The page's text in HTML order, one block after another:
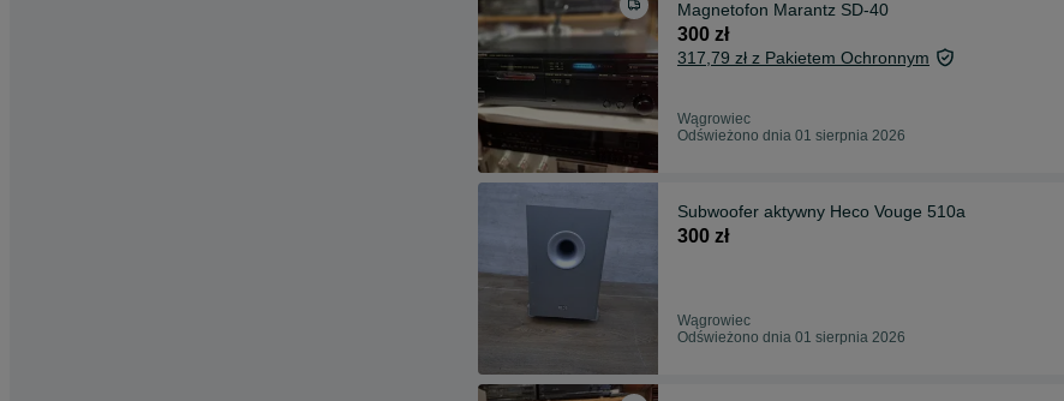
Magnetofon Marantz SD-40
300 zł
317,79 zł z Pakietem Ochronnym
Wągrowiec
Odświeżono dnia 01 sierpnia 2026
Subwoofer aktywny Heco Vouge 510a
300 zł
Wągrowiec
Odświeżono dnia 01 sierpnia 2026